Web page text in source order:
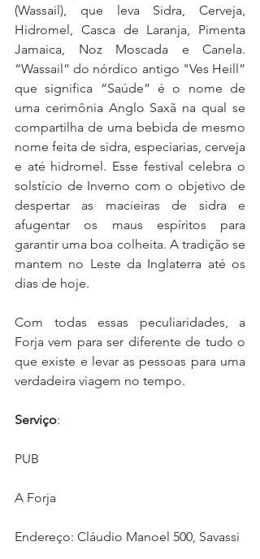
(Wassail), que leva Sidra, Cerveja,
Hidromel, Casca de Laranja, Pimenta
Jamaica, Noz Moscada e Canela.
“Wassail” do nórdico antigo "Ves Heill”
que significa “Saúde” é o nome de
uma cerimônia Anglo Saxã na qual se
compartilha de uma bebida de mesmo
nome feita de sidra, especiarias, cerveja
e até hidromel. Esse festival celebra o
solstício de Inverno com o objetivo de
despertar as macieiras de sidra e
afugentar os maus espíritos para
garantir uma boa colheita. A tradição se
mantem no Leste da Inglaterra até os
dias de hoje.
Com todas essas peculiaridades, a
Forja vem para ser diferente de tudo o
que existe e levar as pessoas para uma
verdadeira viagem no tempo.
Serviço:
PUB
A Forja
Endereço: Cláudio Manoel 500, Savassi